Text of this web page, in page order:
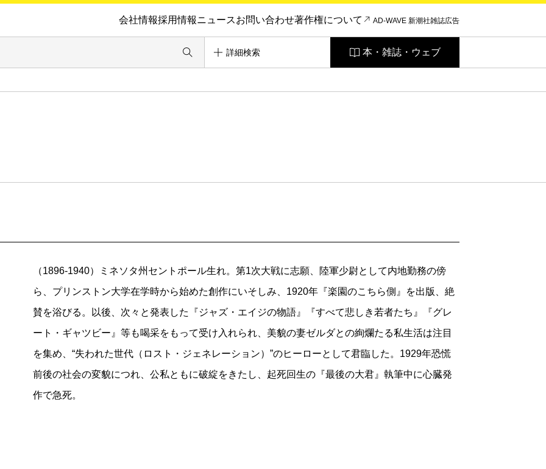
会社情報採用情報ニュースお問い合わせ著作権について AD-WAVE 新潮社雑誌広告
詳細検索 本・雑誌・ウェブ
（1896-1940）ミネソタ州セントポール生れ。第1次大戦に志願、陸軍少尉として内地勤務の傍
ら、プリンストン大学在学時から始めた創作にいそしみ、1920年『楽園のこちら側』を出版、絶
賛を浴びる。以後、次々と発表した『ジャズ・エイジの物語』『すべて悲しき若者たち』『グレ
ート・ギャツビー』等も喝采をもって受け入れられ、美貌の妻ゼルダとの絢爛たる私生活は注目
を集め、“失われた世代（ロスト・ジェネレーション）”のヒーローとして君臨した。1929年恐慌
前後の社会の変貌につれ、公私ともに破綻をきたし、起死回生の『最後の大君』執筆中に心臓発
作で急死。